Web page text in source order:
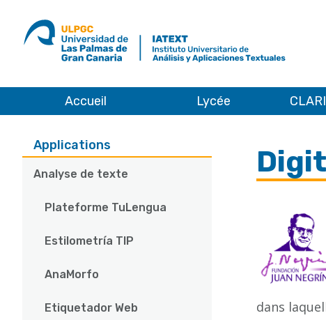
ULPGC
al
inicio
IATEXT
Accueil Lycée
Applications Patrimoine Aplicaciones de Humanidades Digitales
Aplicaciones
Applications
Analyse de texte
Plateforme TuLengua
Estilometría TIP
AnaMorfo
Etiquetador Web
dans